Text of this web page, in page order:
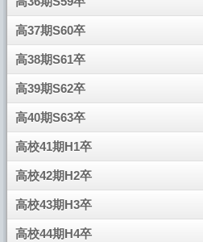
高37期S60卒
高38期S61卒
高39期S62卒
高40期S63卒
高校41期H1卒
高校42期H2卒
高校43期H3卒
高校44期H4卒